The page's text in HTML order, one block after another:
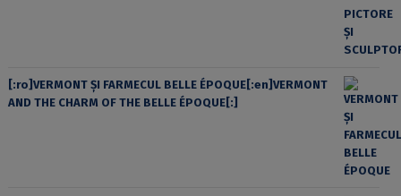
[:ro]VERMONT ȘI FARMECUL BELLE ÉPOQUE[:en]VERMONT
AND THE CHARM OF THE BELLE ÉPOQUE[:]